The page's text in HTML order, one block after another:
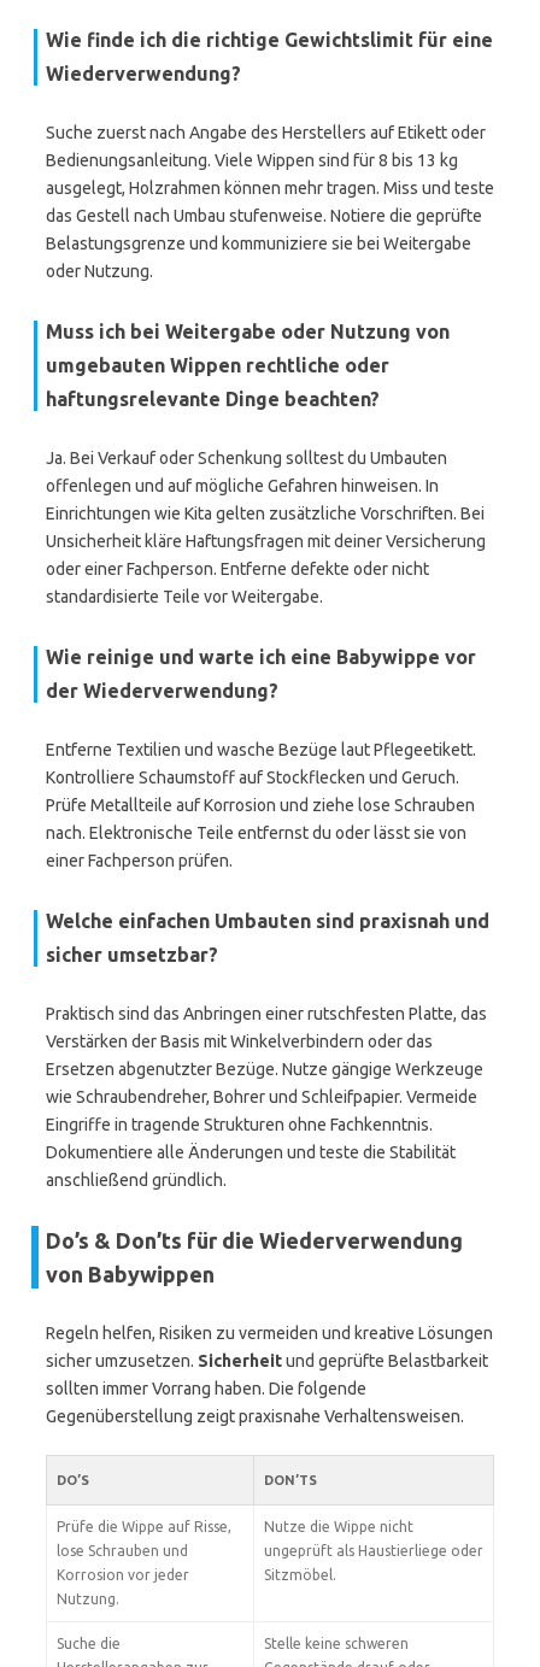
Wie finde ich die richtige Gewichtslimit für eine
Wiederverwendung?
Suche zuerst nach Angabe des Herstellers auf Etikett oder
Bedienungsanleitung. Viele Wippen sind für 8 bis 13 kg
ausgelegt, Holzrahmen können mehr tragen. Miss und teste
das Gestell nach Umbau stufenweise. Notiere die geprüfte
Belastungsgrenze und kommuniziere sie bei Weitergabe
oder Nutzung.
Muss ich bei Weitergabe oder Nutzung von
umgebauten Wippen rechtliche oder
haftungsrelevante Dinge beachten?
Ja. Bei Verkauf oder Schenkung solltest du Umbauten
offenlegen und auf mögliche Gefahren hinweisen. In
Einrichtungen wie Kita gelten zusätzliche Vorschriften. Bei
Unsicherheit kläre Haftungsfragen mit deiner Versicherung
oder einer Fachperson. Entferne defekte oder nicht
standardisierte Teile vor Weitergabe.
Wie reinige und warte ich eine Babywippe vor
der Wiederverwendung?
Entferne Textilien und wasche Bezüge laut Pflegeetikett.
Kontrolliere Schaumstoff auf Stockflecken und Geruch.
Prüfe Metallteile auf Korrosion und ziehe lose Schrauben
nach. Elektronische Teile entfernst du oder lässt sie von
einer Fachperson prüfen.
Welche einfachen Umbauten sind praxisnah und
sicher umsetzbar?
Praktisch sind das Anbringen einer rutschfesten Platte, das
Verstärken der Basis mit Winkelverbindern oder das
Ersetzen abgenutzter Bezüge. Nutze gängige Werkzeuge
wie Schraubendreher, Bohrer und Schleifpapier. Vermeide
Eingriffe in tragende Strukturen ohne Fachkenntnis.
Dokumentiere alle Änderungen und teste die Stabilität
anschließend gründlich.
Do’s & Don’ts für die Wiederverwendung
von Babywippen
Regeln helfen, Risiken zu vermeiden und kreative Lösungen
sicher umzusetzen. Sicherheitund geprüfte Belastbarkeit
sollten immer Vorrang haben. Die folgende
Gegenüberstellung zeigt praxisnahe Verhaltensweisen.
DO’S DON’TS
Prüfe die Wippe auf Risse,
lose Schrauben und
Korrosion vor jeder
Nutzung.
Nutze die Wippe nicht
ungeprüft als Haustierliege oder
Sitzmöbel.
Suche die
Stelle keine schweren